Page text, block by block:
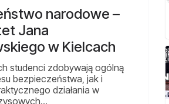
narodowe –
Jana
w Kielcach
studenci zdobywają ogólną
bezpieczeństwa, jak i
działania w